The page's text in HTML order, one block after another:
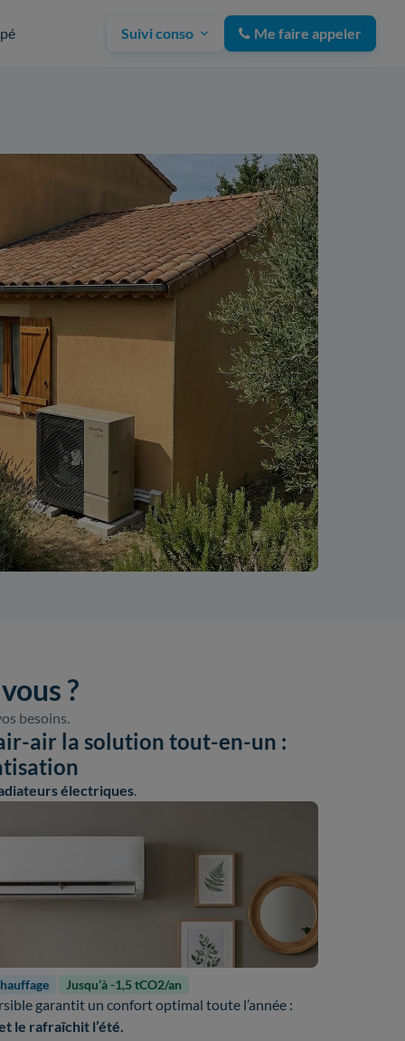
Suivi conso Me faire appeler
?
besoins.
air la solution tout-en-un :
électriques.
Jusqu’à -1,5 tCO2/an
garantit un confort optimal toute l’année :
le rafraîchit l’été.